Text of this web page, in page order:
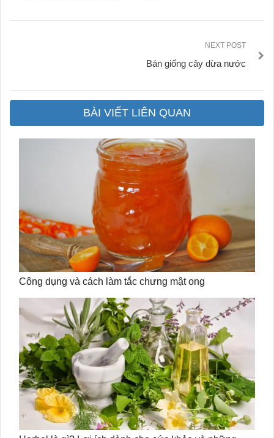
NEXT POST
Bán giống cây dừa nước
BÀI VIẾT LIÊN QUAN
Công dụng và cách làm tắc chưng mật ong